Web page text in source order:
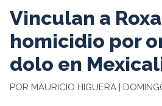
Vinculan a
homicidio por
dolo en
POR MAURICIO HIGUERA |